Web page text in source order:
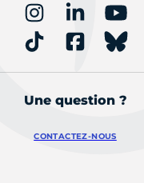
Une question ?
CONTACTEZ-NOUS